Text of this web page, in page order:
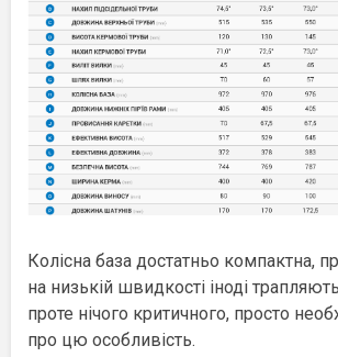
Колісна база достатньо компактна,
на низькій швидкості іноді
проте нічого критичного, просто
про цю особливість.